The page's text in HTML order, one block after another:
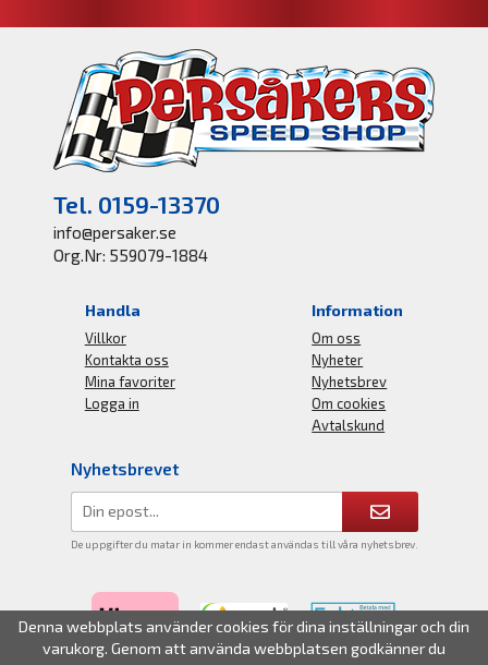
Tel. 0159-13370
info@persaker.se
Org.Nr: 559079-1884
Handla
Villkor
Kontakta oss
Mina favoriter
Logga in
Information
Om oss
Nyheter
Nyhetsbrev
Om cookies
Avtalskund
Nyhetsbrevet
De uppgifter du matar in kommer endast användas till våra nyhetsbrev.
Denna webbplats använder cookies för dina inställningar och din
varukorg. Genom att använda webbplatsen godkänner du